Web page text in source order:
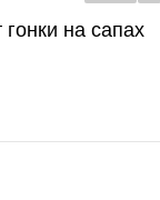
на сапах